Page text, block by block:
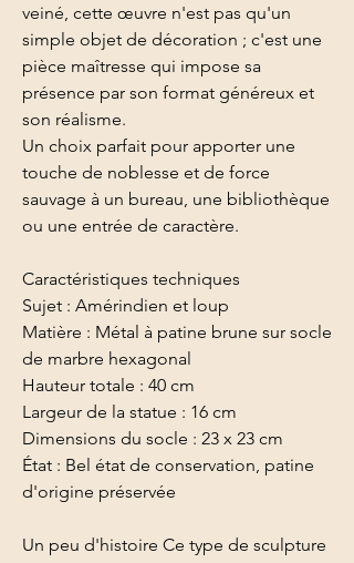
veiné, cette œuvre n'est pas qu'un
simple objet de décoration ; c'est une
pièce maîtresse qui impose sa
présence par son format généreux et
son réalisme.
Un choix parfait pour apporter une
touche de noblesse et de force
sauvage à un bureau, une bibliothèque
ou une entrée de caractère.
Caractéristiques techniques
Sujet : Amérindien et loup
Matière : Métal à patine brune sur socle
de marbre hexagonal
Hauteur totale : 40 cm
Largeur de la statue : 16 cm
Dimensions du socle : 23 x 23 cm
État : Bel état de conservation, patine
d'origine préservée
Un peu d'histoire Ce type de sculpture